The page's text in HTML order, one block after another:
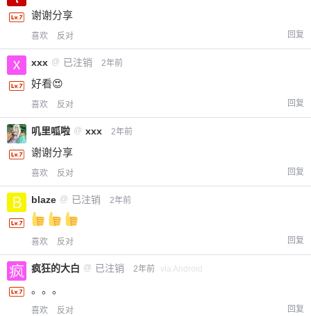
谢谢分享
喜欢 反对 回复
xxx @ 已注销 2年前
好看😍
喜欢 反对 回复
叽里呱啦 @ xxx 2年前
谢谢分享
喜欢 反对 回复
blaze @ 已注销 2年前
喜欢 反对 回复
疯狂的大白 @ 已注销 2年前 via Android
。。。
喜欢 反对 回复